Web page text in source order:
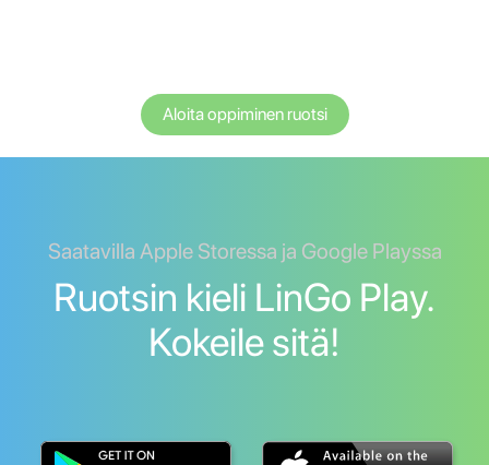
Aloita oppiminen ruotsi
Saatavilla Apple Storessa ja Google Playssa
Ruotsin kieli LinGo Play.
Kokeile sitä!